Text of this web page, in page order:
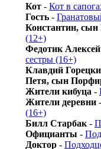
Кот - Кот в
Гость -
Константин,
(12+)
Федотик
сестры (16+)
Клавдий
Петя, сын
Жители кибуца -
Жители деревни -
(16+)
Билл Старбак -
Официанты -
Доктор -